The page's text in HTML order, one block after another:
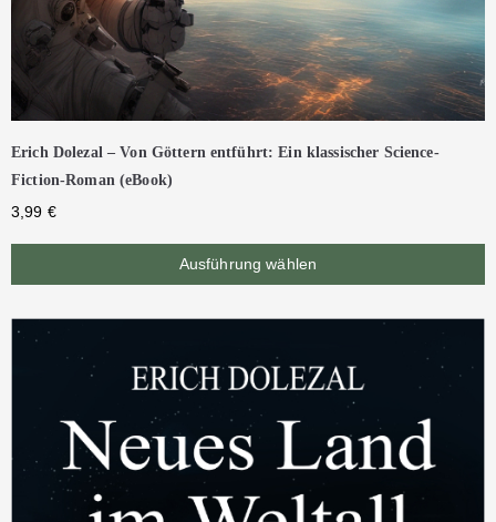
Erich Dolezal – Von Göttern entführt: Ein klassischer Science-
Fiction-Roman (eBook)
3,99 €
Ausführung wählen